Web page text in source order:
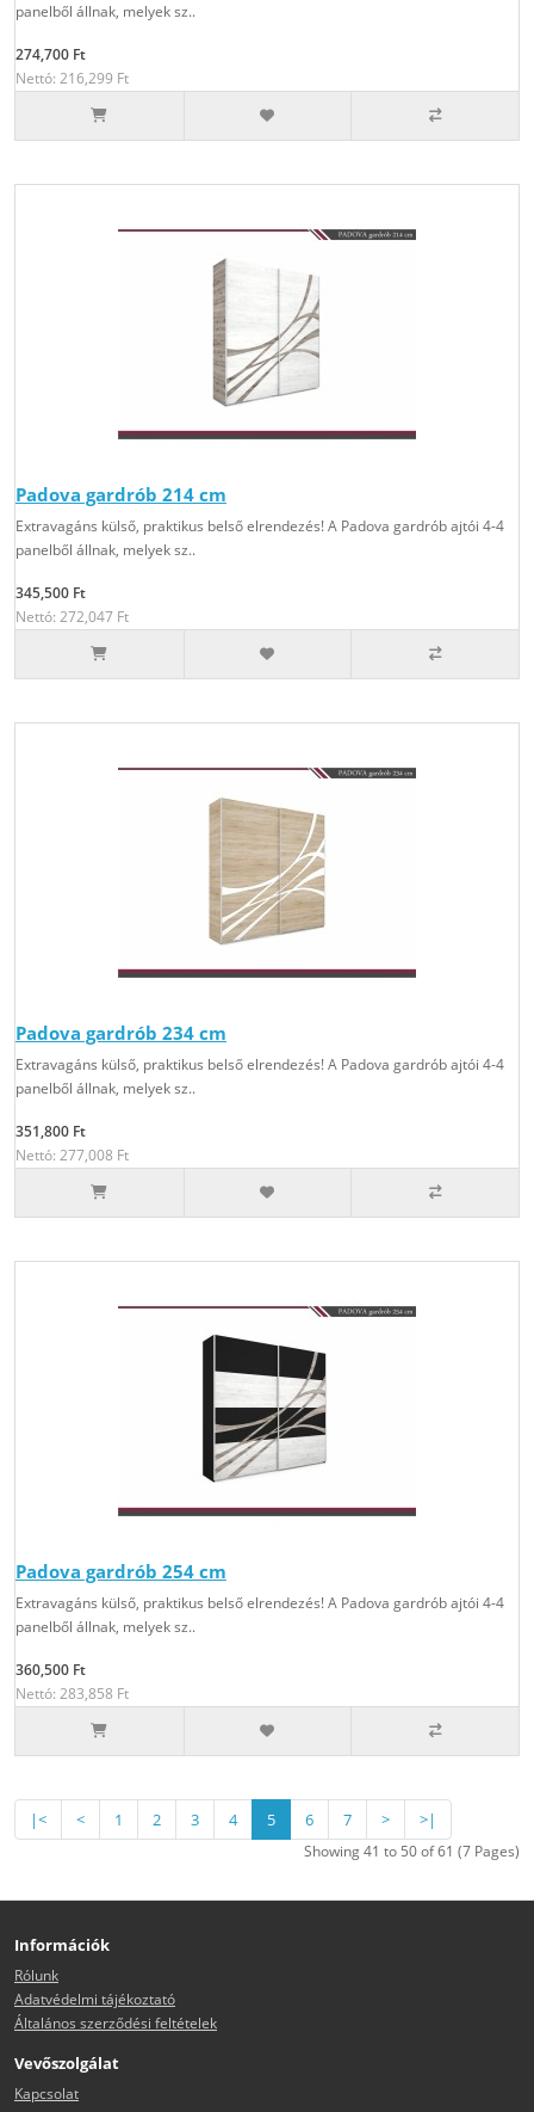
panelből állnak, melyek sz..
274,700 Ft
Nettó: 216,299 Ft
Padova gardrób 214 cm
Extravagáns külső, praktikus belső elrendezés! A Padova gardrób ajtói 4-4
panelből állnak, melyek sz..
345,500 Ft
Nettó: 272,047 Ft
Padova gardrób 234 cm
Extravagáns külső, praktikus belső elrendezés! A Padova gardrób ajtói 4-4
panelből állnak, melyek sz..
351,800 Ft
Nettó: 277,008 Ft
Padova gardrób 254 cm
Extravagáns külső, praktikus belső elrendezés! A Padova gardrób ajtói 4-4
panelből állnak, melyek sz..
360,500 Ft
Nettó: 283,858 Ft
|< < 1 2 3 4 5 6 7 > >|
Showing 41 to 50 of 61 (7 Pages)
Információk
Rólunk
Adatvédelmi tájékoztató
Általános szerződési feltételek
Vevőszolgálat
Kapcsolat